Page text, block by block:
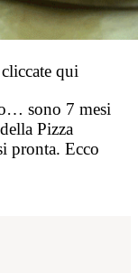
qui
sono 7 mesi
Pizza
pronta. Ecco